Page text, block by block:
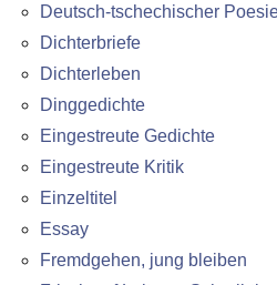
Deutsch-tschechischer
Dichterbriefe
Dichterleben
Dinggedichte
Eingestreute Gedichte
Eingestreute Kritik
Einzeltitel
Essay
Fremdgehen, jung bleiben